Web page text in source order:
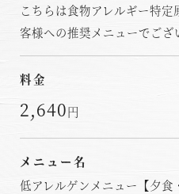
こちらは食物アレルギー特
客様への推奨メニューでござ
料金
2,640円
メニュー名
低アレルゲンメニュー【夕食